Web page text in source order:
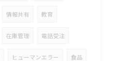
情報共有 教育
在庫管理 電話受注
ヒューマンエラー 食品